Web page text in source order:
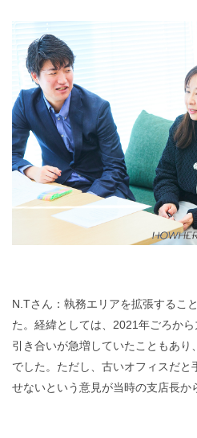
N.Tさん：執務エリアを拡張するこ
た。経緯としては、2021年ごろか
引き合いが急増していたこともあ
でした。ただし、古いオフィスだ
せないという意見が当時の支店長か